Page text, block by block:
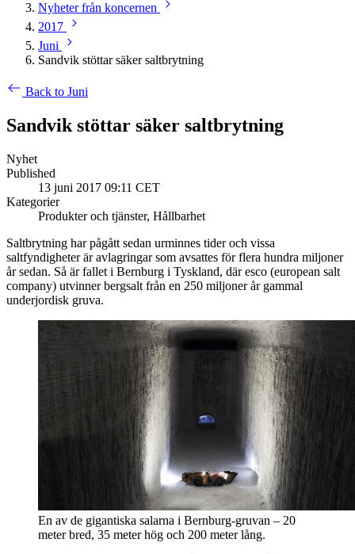
Nyheter från koncernen
2017
Juni
Sandvik stöttar säker saltbrytning
Back to Juni
Sandvik stöttar säker saltbrytning
Nyhet
Published
13 juni 2017 09:11 CET
Kategorier
Produkter och tjänster, Hållbarhet
Saltbrytning har pågått sedan urminnes tider och vissa
saltfyndigheter är avlagringar som avsattes för flera hundra miljoner
år sedan. Så är fallet i Bernburg i Tyskland, där esco (european salt
company) utvinner bergsalt från en 250 miljoner år gammal
underjordisk gruva.
En av de gigantiska salarna i Bernburg-gruvan – 20
meter bred, 35 meter hög och 200 meter lång.